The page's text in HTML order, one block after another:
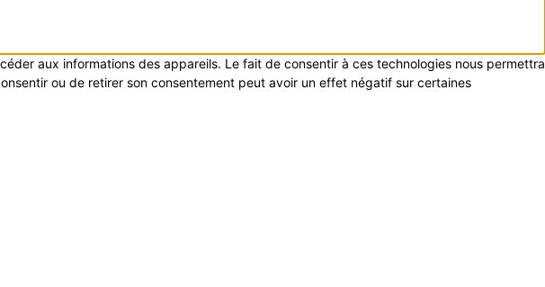
aux informations des appareils. Le fait de consentir à ces technologies nous permettra
ou de retirer son consentement peut avoir un effet négatif sur certaines